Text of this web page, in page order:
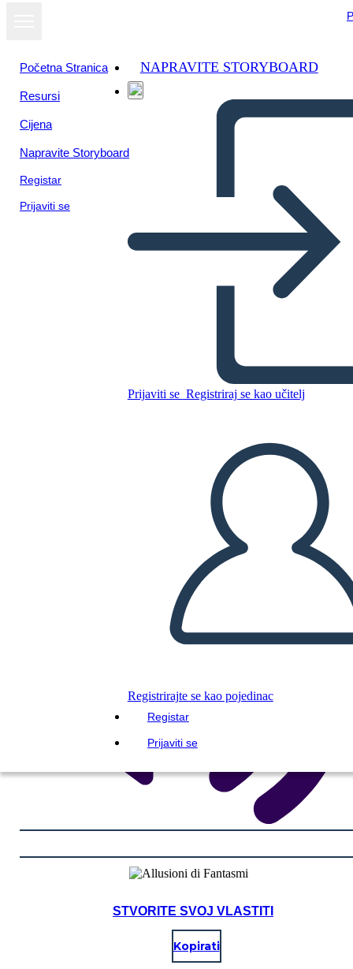
Početna Stranica
Resursi
Cijena
Napravite Storyboard
Registar
Prijaviti se
NAPRAVITE STORYBOARD
Prijaviti se Registriraj se kao učitelj
Registrirajte se kao pojedinac
Registar
Prijaviti se
Allusioni di Fantasmi
IZRADITE PLOČU SCENARIJA
REPRODUCIRAJ DIJAPROJEKCIJU
ČITAJ MI
STVORITE SVOJ VLASTITI
Kopirati